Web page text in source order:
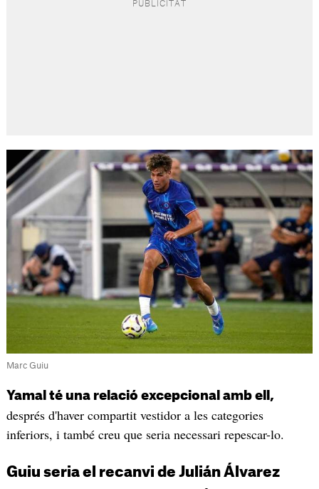
Marc Guiu
Yamal té una relació excepcional amb ell,
després d'haver compartit vestidor a les categories
inferiors, i també creu que seria necessari repescar-lo.
Guiu seria el recanvi de Julián Álvarez